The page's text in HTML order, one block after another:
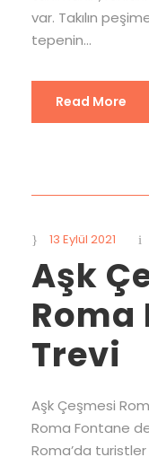
var. Takılın
tepenin...
Read More
13 Eylül 2021
Aşk
Roma
Trevi
Aşk Çeşmesi
Roma Fontane
Roma’da